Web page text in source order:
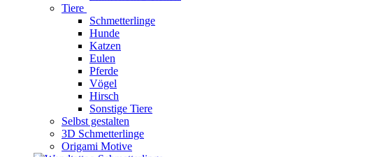
Tiere
Schmetterlinge
Hunde
Katzen
Eulen
Pferde
Vögel
Hirsch
Sonstige Tiere
Selbst gestalten
3D Schmetterlinge
Origami Motive